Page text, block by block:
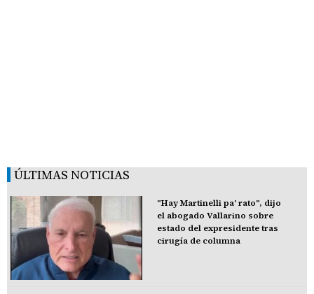
ÚLTIMAS NOTICIAS
"Hay Martinelli pa' rato", dijo
el abogado Vallarino sobre
estado del expresidente tras
cirugía de columna